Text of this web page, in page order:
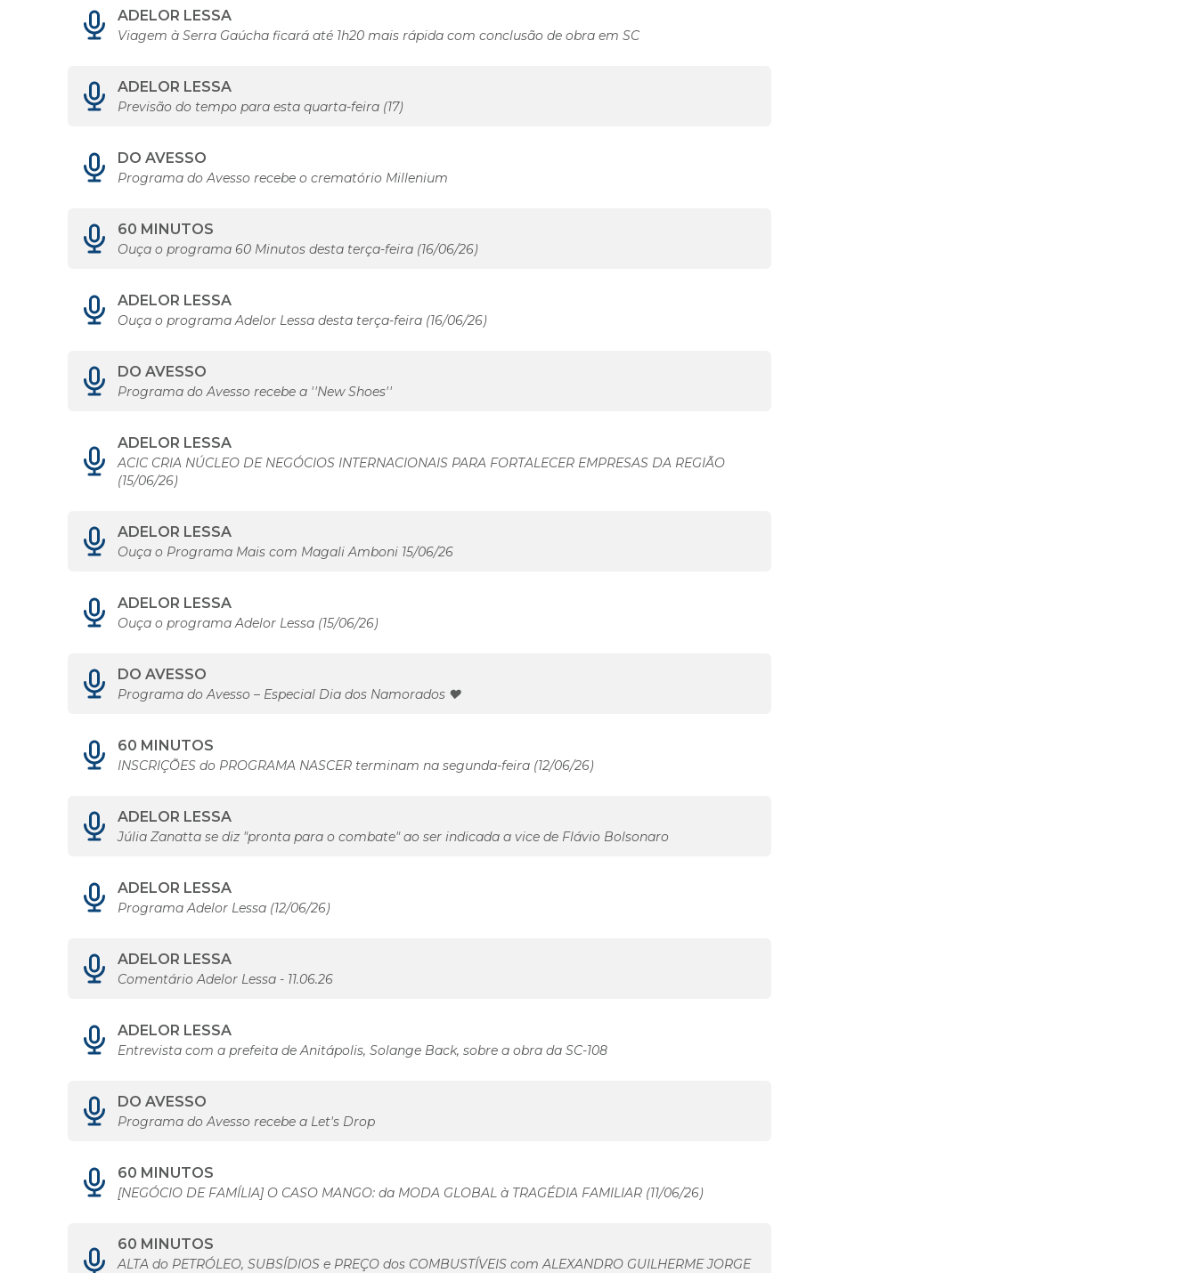
ADELOR LESSA
Viagem à Serra Gaúcha ficará até 1h20 mais rápida com conclusão de obra em SC
ADELOR LESSA
Previsão do tempo para esta quarta-feira (17)
DO AVESSO
Programa do Avesso recebe o crematório Millenium
60 MINUTOS
Ouça o programa 60 Minutos desta terça-feira (16/06/26)
ADELOR LESSA
Ouça o programa Adelor Lessa desta terça-feira (16/06/26)
DO AVESSO
Programa do Avesso recebe a ''New Shoes''
ADELOR LESSA
ACIC CRIA NÚCLEO DE NEGÓCIOS INTERNACIONAIS PARA FORTALECER EMPRESAS DA REGIÃO
(15/06/26)
ADELOR LESSA
Ouça o Programa Mais com Magali Amboni 15/06/26
ADELOR LESSA
Ouça o programa Adelor Lessa (15/06/26)
DO AVESSO
Programa do Avesso – Especial Dia dos Namorados ❤️
60 MINUTOS
INSCRIÇÕES do PROGRAMA NASCER terminam na segunda-feira (12/06/26)
ADELOR LESSA
Júlia Zanatta se diz "pronta para o combate" ao ser indicada a vice de Flávio Bolsonaro
ADELOR LESSA
Programa Adelor Lessa (12/06/26)
ADELOR LESSA
Comentário Adelor Lessa - 11.06.26
ADELOR LESSA
Entrevista com a prefeita de Anitápolis, Solange Back, sobre a obra da SC-108
DO AVESSO
Programa do Avesso recebe a Let's Drop
60 MINUTOS
[NEGÓCIO DE FAMÍLIA] O CASO MANGO: da MODA GLOBAL à TRAGÉDIA FAMILIAR (11/06/26)
60 MINUTOS
ALTA do PETRÓLEO, SUBSÍDIOS e PREÇO dos COMBUSTÍVEIS com ALEXANDRO GUILHERME JORGE